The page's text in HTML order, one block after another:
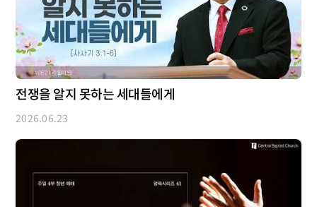
전쟁을 알지 못하는 세대들에게
2026.06.23